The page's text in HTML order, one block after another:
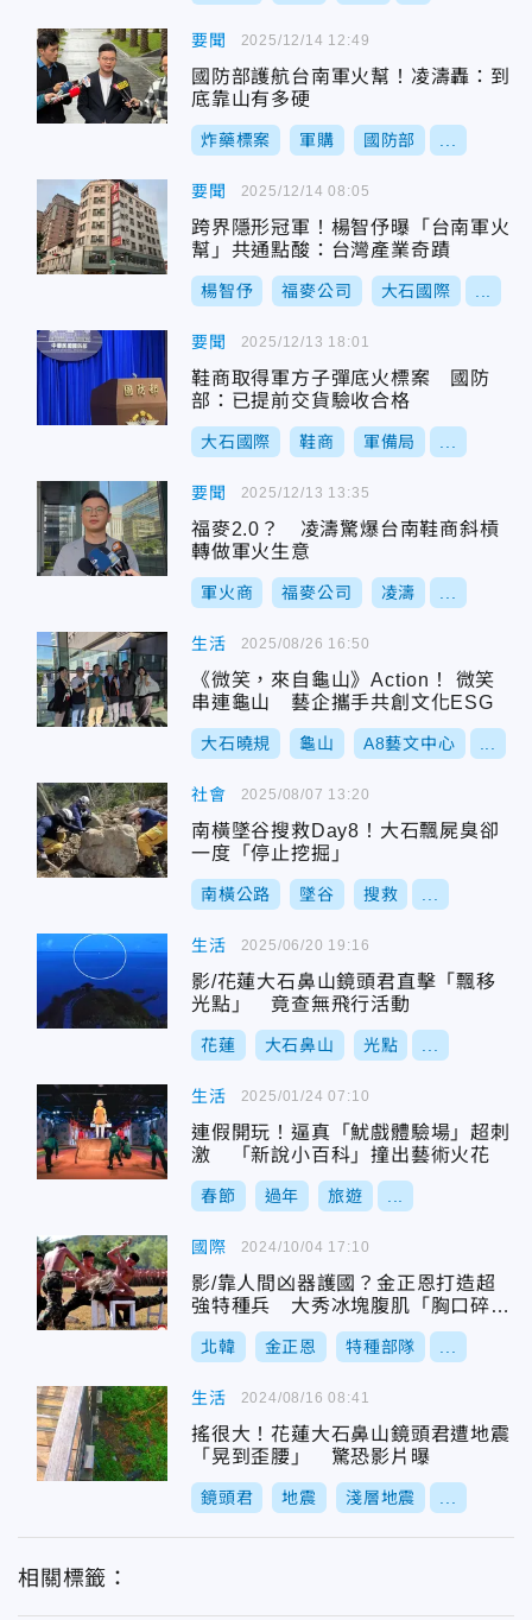
要聞
國防部護航台南軍火幫！凌濤轟：到
底靠山有多硬
炸藥標案 軍購 國防部
2025/12/14 12:49
要聞
跨界隱形冠軍！楊智伃曝「台南軍火
幫」共通點酸：台灣產業奇蹟
楊智伃 福麥公司 大石國際
2025/12/14 08:05
要聞
鞋商取得軍方子彈底火標案 國防
部：已提前交貨驗收合格
大石國際 鞋商 軍備局
2025/12/13 18:01
要聞
福麥2.0？ 凌濤驚爆台南鞋商斜槓
轉做軍火生意
軍火商 福麥公司 凌濤
2025/12/13 13:35
生活
《微笑，來自龜山》Action！ 微笑
串連龜山 藝企攜手共創文化ESG
大石曉規 龜山 A8藝文中心
2025/08/26 16:50
社會
南橫墜谷搜救Day8！大石飄屍臭卻
一度「停止挖掘」
南橫公路 墜谷 搜救
2025/08/07 13:20
生活
影/花蓮大石鼻山鏡頭君直擊「飄移
光點」 竟查無飛行活動
花蓮 大石鼻山 光點
2025/06/20 19:16
生活
連假開玩！逼真「魷戲體驗場」超刺
激 「新說小百科」撞出藝術火花
春節 過年 旅遊
2025/01/24 07:10
國際
影/靠人間凶器護國？金正恩打造超
強特種兵 大秀冰塊腹肌「胸口碎大
石」
北韓 金正恩 特種部隊
2024/10/04 17:10
生活
搖很大！花蓮大石鼻山鏡頭君遭地震
「晃到歪腰」 驚恐影片曝
鏡頭君 地震 淺層地震
2024/08/16 08:41
相關標籤：